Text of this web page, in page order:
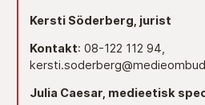
Kersti Söderberg, jurist
Kontakt: 08-122 112 94,
Julia Caesar, medieetisk